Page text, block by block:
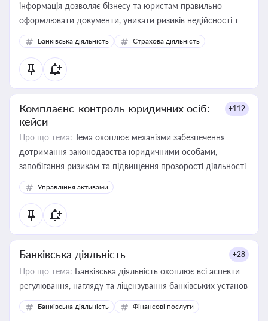
інформація дозволяє бізнесу та юристам правильно
оформлювати документи, уникати ризиків недійсності та
забезпечувати їх належне прийняття органами влади та
контрагентами
Банківська діяльність Страхова діяльність
Комплаєнс-контроль юридичних осіб:
кейси
+112
Про що тема: Тема охоплює механізми забезпечення
дотримання законодавства юридичними особами,
запобігання ризикам та підвищення прозорості діяльності
Управління активами
Банківська діяльність +28
Про що тема: Банківська діяльність охоплює всі аспекти
регулювання, нагляду та ліцензування банківських установ
Банківська діяльність Фінансові послуги